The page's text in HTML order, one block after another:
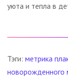
уюта и тепла в
Тэги: метрика
новорожденного